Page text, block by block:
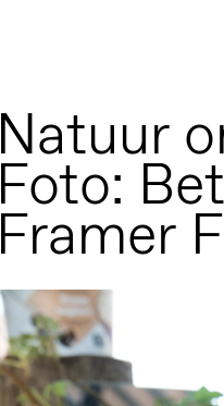
Natuur
Foto:
Framer